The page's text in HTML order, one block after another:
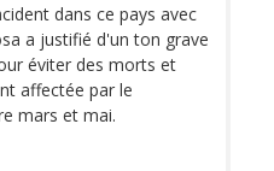
dans ce pays avec
a justifié d'un ton grave
éviter des morts et
affectée par le
mars et mai.